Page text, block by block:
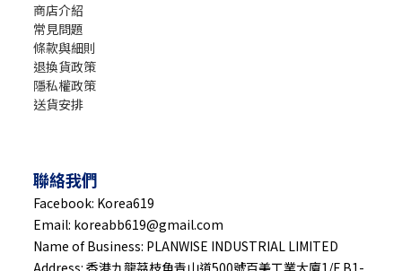
商店介紹
常見問題
條款與細則
退換貨政策
隱私權政策
送貨安排
聯絡我們
Facebook: Korea619
Email: koreabb619@gmail.com
Name of Business: PLANWISE INDUSTRIAL LIMITED
Address: 香港九龍茘枝角青山道500號百美工業大廈1/F B1-